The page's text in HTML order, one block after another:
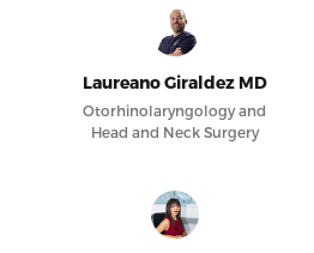
Laureano Giraldez MD
Otorhinolaryngology and
Head and Neck Surgery